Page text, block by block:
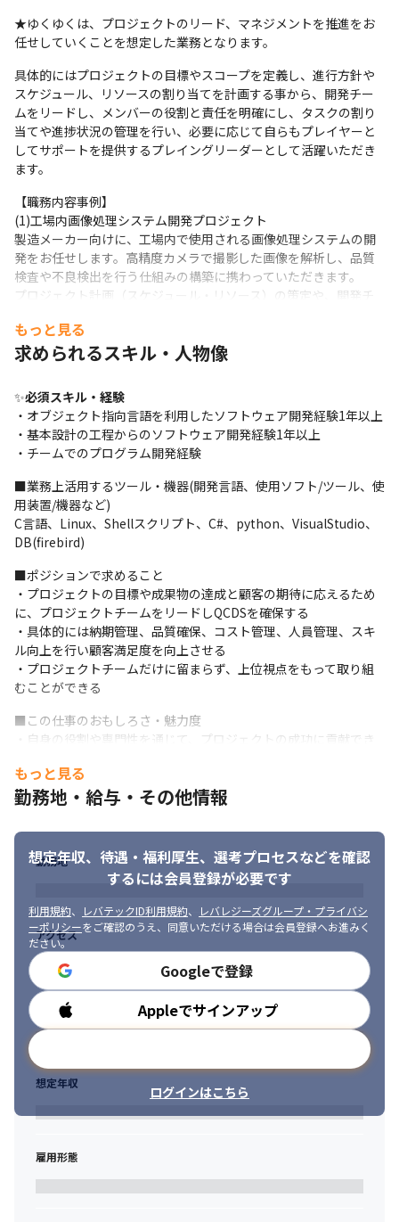
★ゆくゆくは、プロジェクトのリード、マネジメントを推進をお
任せしていくことを想定した業務となります。
具体的にはプロジェクトの目標やスコープを定義し、進行方針や
スケジュール、リソースの割り当てを計画する事から、開発チー
ムをリードし、メンバーの役割と責任を明確にし、タスクの割り
当てや進捗状況の管理を行い、必要に応じて自らもプレイヤーと
してサポートを提供するプレイングリーダーとして活躍いただき
ます。
【職務内容事例】
(1)工場内画像処理システム開発プロジェクト
製造メーカー向けに、工場内で使用される画像処理システムの開
発をお任せします。高精度カメラで撮影した画像を解析し、品質
検査や不良検出を行う仕組みの構築に携わっていただきます。
プロジェクト計画（スケジュール・リソース）の策定や、開発チ
担・進捗管理・関係者との調整など、プロジェクト運営全般にも
取り組んでいただきます。
するプロジェクトです
(2)PLMシステム開発プロジェクト
製造メーカー向けにPLM（製品ライフサイクル管理）システムの
導入・カスタマイズをご担当いただきます。
ユーザーの業務に合わせた追加機能やアドオン開発を行い、最適
な運用を支援していただく業務です。
プロジェクト目標の設定やスケジュール計画、リソース配分など
を行い、開発チームのリードもお任せします。メンバーの役割整
理・進捗管理・ステークホルダーとの調整を通じ、円滑なプロジ
ェクト推進に取り組んでいただきます。
ユーザー側／サーバー側双方のアプリケーション開発に携わり、
クライアント企業のDX推進に寄与するプロジェクトです。
(3)その他にも下記のような様々なプロジェクトがございます
・次世代型自動改札機の開発
・マシンビジョンシステム開発
・E5充電インフラ統合プラットフォーム開発
・大手通信会社の社内システムの開発、など
もっと見る
求められるスキル・人物像
✨必須スキル・経験
・オブジェクト指向言語を利用したソフトウェア開発経験1年以上
・基本設計の工程からのソフトウェア開発経験1年以上
・チームでのプログラム開発経験
■業務上活用するツール・機器(開発言語、使用ソフト/ツール、使
用装置/機器など)
C言語、Linux、Shellスクリプト、C#、python、VisualStudio、
DB(firebird)
■ポジションで求めること
・プロジェクトの目標や成果物の達成と顧客の期待に応えるため
に、プロジェクトチームをリードしQCDSを確保する
・具体的には納期管理、品質確保、コスト管理、人員管理、スキ
ル向上を行い顧客満足度を向上させる
・プロジェクトチームだけに留まらず、上位視点をもって取り組
むことができる
■この仕事のおもしろさ・魅力度
・自身の役割や専門性を通じて、プロジェクトの成功に貢献でき
・社会や産業の発展に欠かせない半導体分野において、世界中の
半導体が、私たちが開発に携わる製造装置を通して生産されてい
・私たちの成果は、見えないところから、未来の世界をかたちづ
くっているといえます。
歓迎スキル・経験
・C#またはC言語を利用したソフトウェア開発経験1年以上
・技術提案/客先折衝/契約調整/見積作成/メンバ育成/売上・稼働
管理などの経験
こんな方を歓迎します
・数年以内にPLやPMとして活躍したいという強い意欲をお持ちの
・複雑な課題に対して情熱を持ち、主体的に解決策を見つけられ
る方
・チームメンバーやステークホルダーとの円滑なコミュニケーシ
ョンが得意な方
・新しい技術やツールの習得に積極的な方
もっと見る
勤務地・給与・その他情報
想定年収、待遇・福利厚生、 選考プロセスなどを確認
するには会員登録が必要です
利用規約、 レバテックID利用規約、
レバレジーズグループ・プライバシ
ーポリシーをご確認のうえ、同意いただける場合は会員登録へお進みく
ださい。
Googleで登録
Appleでサインアップ
ログインはこちら
勤務地
アクセス
勤務時間
想定年収
雇用形態